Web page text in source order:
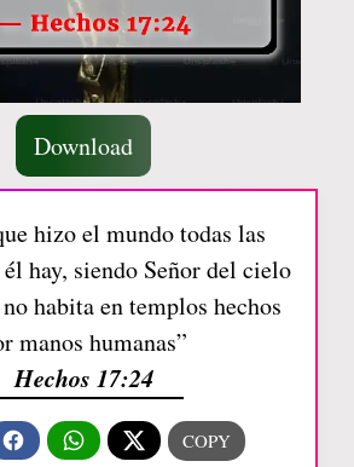
Download
hizo el mundo todas las
él hay, siendo Señor del cielo
habita en templos hechos
manos humanas”
Hechos 17:24